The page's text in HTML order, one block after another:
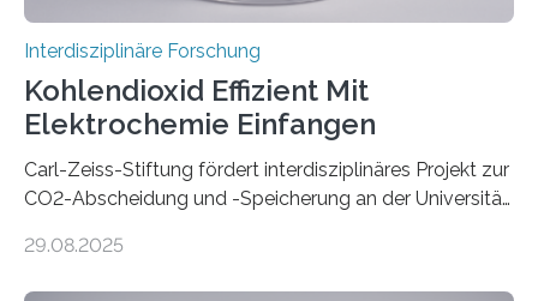
Interdisziplinäre Forschung
Kohlendioxid Effizient Mit
Elektrochemie Einfangen
Carl-Zeiss-Stiftung fördert interdisziplinäres Projekt zur
CO2-Abscheidung und -Speicherung an der Universität
von CO2-Emissionen gilt als wichtige Maßnahme zur
29.08.2025